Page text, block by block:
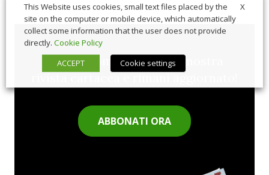
Sfoglia comodamente la nostra
rivista cartacea e rimani aggiornato!
ABBONATI ORA
X
This Website uses cookies, small text files placed by the
site on the computer or mobile device, which automatically
collect some information that the user does not provide
directly. Cookie Policy
ACCEPT
Cookie settings